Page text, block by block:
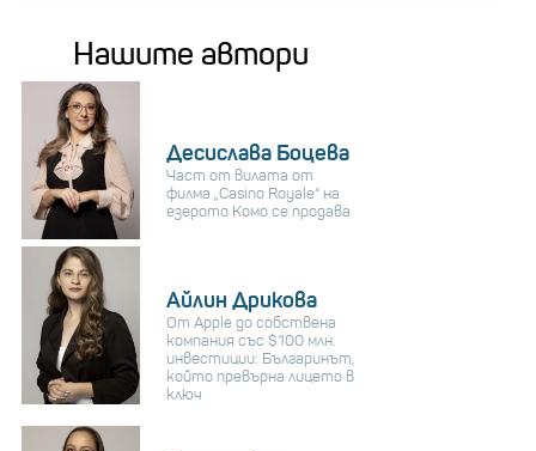
Нашите автори
Десислава Боцева
Част от вилата от
филма „Casino Royale“ на
езерото Комо се продава
Айлин Дрикова
От Apple до собствена
компания със $100 млн.
инвестиции: Българинът,
който превърна лицето в
ключ